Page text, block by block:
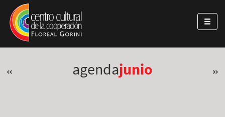
Pasar al contenido principal
Jump to main content
« agendajunio »